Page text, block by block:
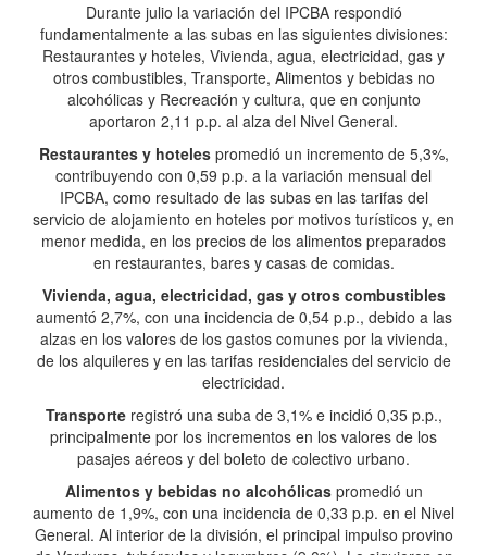
Durante julio la variación del IPCBA respondió
fundamentalmente a las subas en las siguientes divisiones:
Restaurantes y hoteles, Vivienda, agua, electricidad, gas y
otros combustibles, Transporte, Alimentos y bebidas no
alcohólicas y Recreación y cultura, que en conjunto
aportaron 2,11 p.p. al alza del Nivel General.
Restaurantes y hotelespromedió un incremento de 5,3%,
contribuyendo con 0,59 p.p. a la variación mensual del
IPCBA, como resultado de las subas en las tarifas del
servicio de alojamiento en hoteles por motivos turísticos y, en
menor medida, en los precios de los alimentos preparados
en restaurantes, bares y casas de comidas.
Vivienda, agua, electricidad, gas y otros combustibles
aumentó 2,7%, con una incidencia de 0,54 p.p., debido a las
alzas en los valores de los gastos comunes por la vivienda,
de los alquileres y en las tarifas residenciales del servicio de
electricidad.
Transporteregistró una suba de 3,1% e incidió 0,35 p.p.,
principalmente por los incrementos en los valores de los
pasajes aéreos y del boleto de colectivo urbano.
Alimentos y bebidas no alcohólicas promedió un
aumento de 1,9%, con una incidencia de 0,33 p.p. en el Nivel
General. Al interior de la división, el principal impulso provino